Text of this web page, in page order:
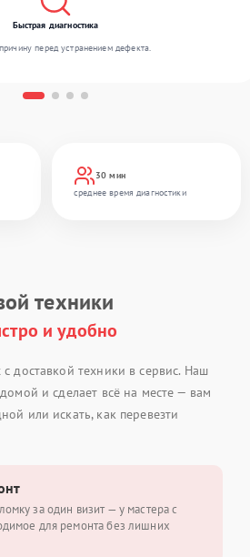
30 мин
среднее время диагностики
Быстрая диагностика
перед устранением дефекта.
техники
и удобно
доставкой техники в сервис. Наш
и сделает всё на месте — вам
или искать, как перевезти
за один визит — у мастера с
для ремонта без лишних